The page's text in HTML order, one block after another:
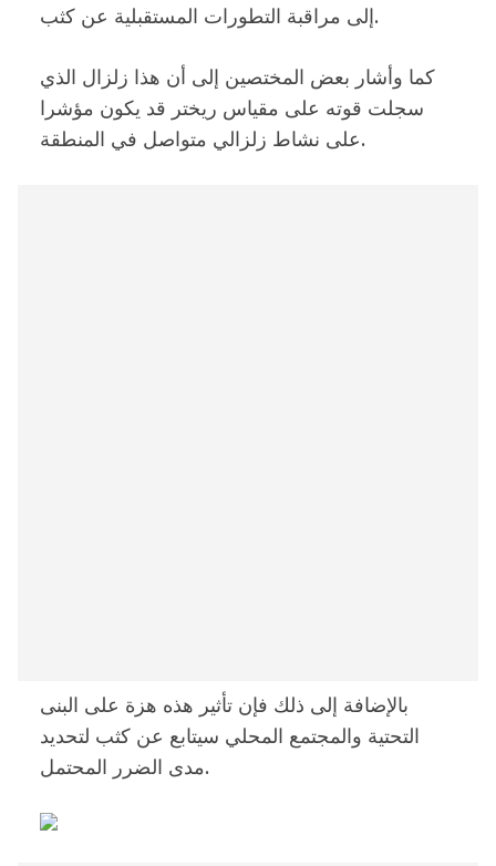
إلى مراقبة التطورات المستقبلية عن كثب.
كما وأشار بعض المختصين إلى أن هذا زلزال الذي
سجلت قوته على مقياس ريختر قد يكون مؤشرا
على نشاط زلزالي متواصل في المنطقة.
بالإضافة إلى ذلك فإن تأثير هذه هزة على البنى
التحتية والمجتمع المحلي سيتابع عن كثب لتحديد
مدى الضرر المحتمل.